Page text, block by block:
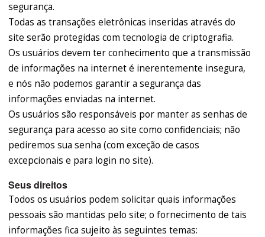
segurança.
Todas as transações eletrônicas inseridas através do
site serão protegidas com tecnologia de criptografia.
Os usuários devem ter conhecimento que a transmissão
de informações na internet é inerentemente insegura,
e nós não podemos garantir a segurança das
informações enviadas na internet.
Os usuários são responsáveis por manter as senhas de
segurança para acesso ao site como confidenciais; não
pediremos sua senha (com exceção de casos
excepcionais e para login no site).
Seus direitos
Todos os usuários podem solicitar quais informações
pessoais são mantidas pelo site; o fornecimento de tais
informações fica sujeito às seguintes temas: